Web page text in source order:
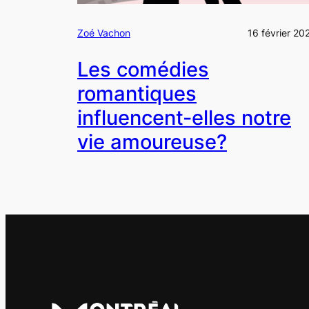
Zoé Vachon 16 février
Les comédies
romantiques
influencent-elles notre
vie amoureuse?